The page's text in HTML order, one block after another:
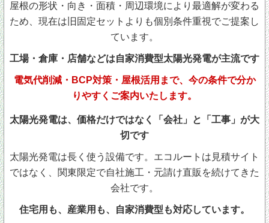
屋根の形状・向き・面積・周辺環境により最適解が変わる
ため、現在は旧固定セットよりも個別条件重視でご提案し
ています。
工場・倉庫・店舗などは自家消費型太陽光発電が主流です
電気代削減・BCP対策・屋根活用まで、今の条件で分か
りやすくご案内いたします。
太陽光発電は、価格だけではなく「会社」と「工事」が大
切です
太陽光発電は長く使う設備です。エコルートは見積サイト
ではなく、関東限定で自社施工・元請け直販を続けてきた
会社です。
住宅用も、産業用も、自家消費型も対応しています。